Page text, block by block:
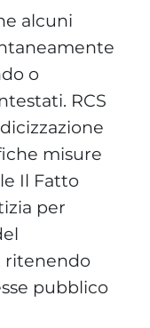
alcuni
o
RCS
misure
Il Fatto
per
ritenendo
pubblico